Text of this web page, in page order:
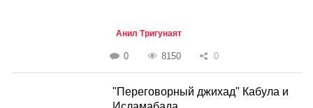
Анил Тригунаят
0 8150 0
"Переговорный джихад" Кабула и